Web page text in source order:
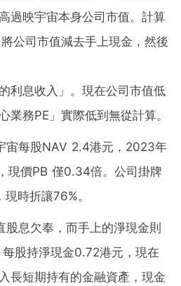
過映宇宙本身公司市值。計算
將公司市值減去手上現金，然後
利息收入」。現在公司市值低
業務PE」實際低到無從計算。
宙每股NAV 2.4港元，2023年
現價PB 僅0.34倍。公司掛牌
時折讓76%。
股息欠奉，而手上的淨現金則
股持淨現金0.72港元，現在
長短期持有的金融資產，現金